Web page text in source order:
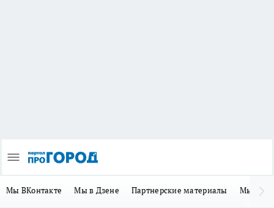
Мы ВКонтакте Мы в Дзене Партнерские материалы Мы в